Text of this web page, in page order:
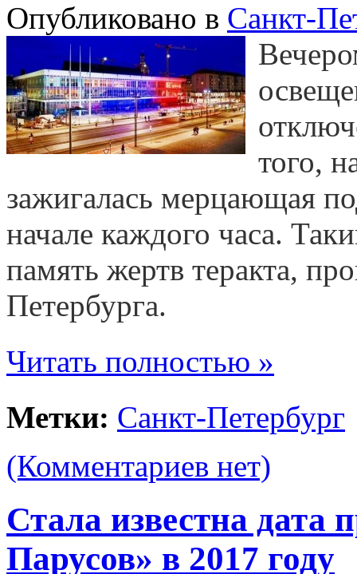
Опубликовано в Санкт-
того,
зажигалась мерцающая
начале каждого часа.
память жертв теракта,
Петербурга.
Читать полностью »
Метки: Санкт-Петербург
(Комментариев нет)
Стала известна дата
Парусов» в 2017 году